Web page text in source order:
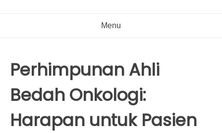
Menu
Perhimpunan Ahli
Bedah Onkologi:
Harapan untuk Pasien